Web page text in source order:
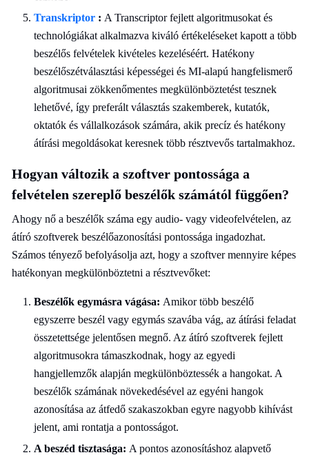
Transkriptor : A Transcriptor fejlett algoritmusokat és
technológiákat alkalmazva kiváló értékeléseket kapott a több
beszélős felvételek kivételes kezeléséért. Hatékony
beszélőszétválasztási képességei és MI-alapú hangfelismerő
algoritmusai zökkenőmentes megkülönböztetést tesznek
lehetővé, így preferált választás szakemberek, kutatók,
oktatók és vállalkozások számára, akik precíz és hatékony
átírási megoldásokat keresnek több résztvevős tartalmakhoz.
Hogyan változik a szoftver pontossága a
felvételen szereplő beszélők számától függően?
Ahogy nő a beszélők száma egy audio- vagy videofelvételen, az
átíró szoftverek beszélőazonosítási pontossága ingadozhat.
Számos tényező befolyásolja azt, hogy a szoftver mennyire képes
hatékonyan megkülönböztetni a résztvevőket:
Beszélők egymásra vágása: Amikor több beszélő
egyszerre beszél vagy egymás szavába vág, az átírási feladat
összetettsége jelentősen megnő. Az átíró szoftverek fejlett
algoritmusokra támaszkodnak, hogy az egyedi
hangjellemzők alapján megkülönböztessék a hangokat. A
beszélők számának növekedésével az egyéni hangok
azonosítása az átfedő szakaszokban egyre nagyobb kihívást
jelent, ami rontatja a pontosságot.
A beszéd tisztasága: A pontos azonosításhoz alapvető